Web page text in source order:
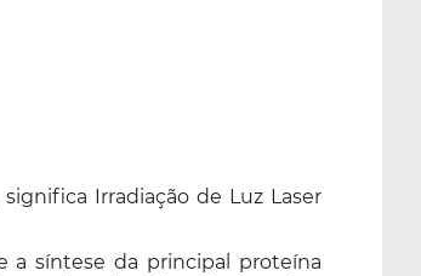
Irradiação de Luz Laser
a síntese da principal proteína